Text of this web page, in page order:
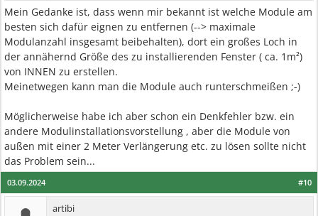
Mein Gedanke ist, dass wenn mir bekannt ist welche Module am
besten sich dafür eignen zu entfernen (--> maximale
Modulanzahl insgesamt beibehalten), dort ein großes Loch in
der annähernd Größe des zu installierenden Fenster ( ca. 1m²)
von INNEN zu erstellen.
Meinetwegen kann man die Module auch runterschmeißen ;-)
Möglicherweise habe ich aber schon ein Denkfehler bzw. ein
andere Modulinstallationsvorstellung , aber die Module von
außen mit einer 2 Meter Verlängerung etc. zu lösen sollte nicht
das Problem sein...
#10
03.09.2024
artibi